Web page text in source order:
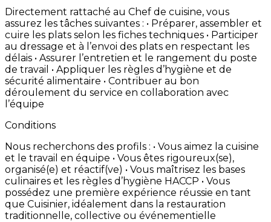
Directement rattaché au Chef de cuisine, vous
assurez les tâches suivantes : • Préparer, assembler et
cuire les plats selon les fiches techniques • Participer
au dressage et à l’envoi des plats en respectant les
délais • Assurer l’entretien et le rangement du poste
de travail • Appliquer les règles d’hygiène et de
sécurité alimentaire • Contribuer au bon
déroulement du service en collaboration avec
l’équipe
Conditions
Nous recherchons des profils : • Vous aimez la cuisine
et le travail en équipe • Vous êtes rigoureux(se),
organisé(e) et réactif(ve) • Vous maîtrisez les bases
culinaires et les règles d’hygiène HACCP • Vous
possédez une première expérience réussie en tant
que Cuisinier, idéalement dans la restauration
traditionnelle, collective ou événementielle